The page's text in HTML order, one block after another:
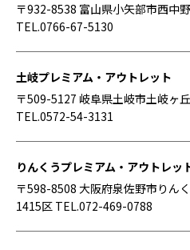
〒932-8538 富山県小矢部市西中
TEL.0766-67-5130
土岐プレミアム・アウトレット
〒509-5127 岐阜県土岐市土岐ヶ
TEL.0572-54-3131
りんくうプレミアム・アウトレッ
〒598-8508 大阪府泉佐野市りん
1415区 TEL.072-469-0788